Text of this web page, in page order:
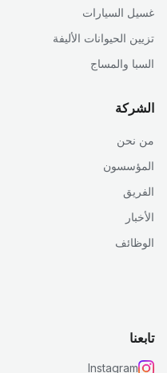
غسيل السيارات
تزيين الحيوانات الأليفة
السبا والمساج
الشركة
من نحن
المؤسسون
الفريق
الأخبار
الوظائف
تابعنا
Instagram